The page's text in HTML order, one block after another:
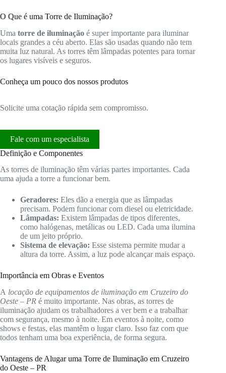
O Que é uma Torre de Iluminação?
Uma torre de iluminação é super importante para iluminar
locais grandes a céu aberto. Elas são usadas quando não tem
muita luz natural. As torres têm lâmpadas potentes para tornar
os lugares visíveis e seguros.
Conheça um pouco dos nossos produtos
Solicite uma cotação rápida sem compromisso.
Fale com um especialista
Definição e Componentes
As torres de iluminação têm várias partes importantes. Cada
uma ajuda a torre a funcionar bem.
Geradores: Eles dão a energia que as lâmpadas
precisam. Podem funcionar com diesel ou eletricidade.
Lâmpadas: Existem lâmpadas de tipos diferentes,
como halógenas, metálicas ou LED. Cada uma ilumina
de um jeito próprio.
Sistema de elevação: Esse sistema permite mudar a
altura da torre. Assim, a luz pode alcançar mais espaço.
Importância em Obras e Eventos
A locação de equipamentos de iluminação em Cruzeiro do
Oeste – PR é muito importante. Nas obras, as torres de
iluminação ajudam os trabalhadores a ver bem e a trabalhar
com segurança, mesmo à noite. Em eventos à noite, como
shows e festas, elas mantêm o lugar claro. Isso faz com que
todos tenham uma boa experiência, de forma segura.
Vantagens de Alugar uma Torre de Iluminação em Cruzeiro
do Oeste – PR